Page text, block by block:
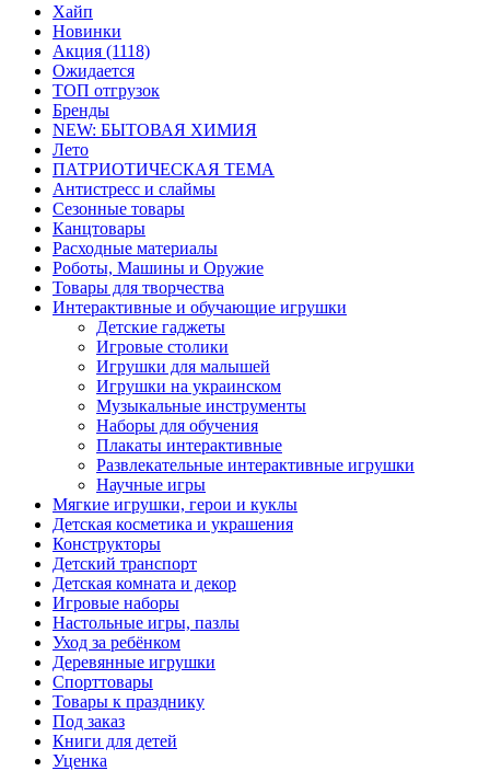
Хайп
Новинки
Акция (1118)
Ожидается
ТОП отгрузок
Бренды
NEW: БЫТОВАЯ ХИМИЯ
Лето
ПАТРИОТИЧЕСКАЯ ТЕМА
Антистресс и слаймы
Сезонные товары
Канцтовары
Расходные материалы
Роботы, Машины и Оружие
Товары для творчества
Интерактивные и обучающие игрушки
Детские гаджеты
Игровые столики
Игрушки для малышей
Игрушки на украинском
Музыкальные инструменты
Наборы для обучения
Плакаты интерактивные
Развлекательные интерактивные игрушки
Научные игры
Мягкие игрушки, герои и куклы
Детская косметика и украшения
Конструкторы
Детский транспорт
Детская комната и декор
Игровые наборы
Настольные игры, пазлы
Уход за ребёнком
Деревянные игрушки
Спорттовары
Товары к празднику
Под заказ
Книги для детей
Уценка